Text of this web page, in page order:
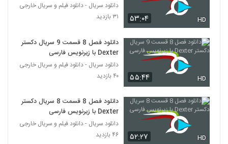
۵۳:۰۴ HD
دانلود سریال - دانلود فیلم و سریال خارجی
۳۱ بازدید
۵۵:۴۴ HD
دانلود فصل 8 قسمت 9 سریال دکستر
Dexter با زیرنویس فارسی
دانلود سریال - دانلود فیلم و سریال خارجی
۴۰ بازدید
۵۲:۲۷ HD
دانلود فصل 8 قسمت 8 سریال دکستر
Dexter با زیرنویس فارسی
دانلود سریال - دانلود فیلم و سریال خارجی
۴۶ بازدید